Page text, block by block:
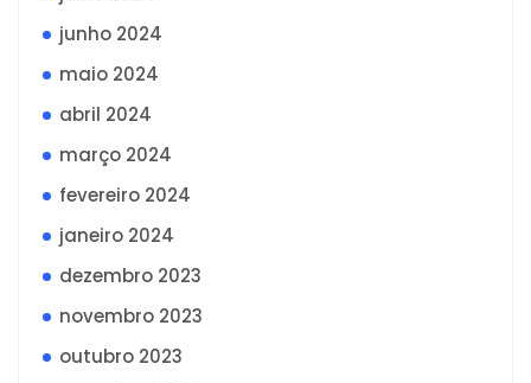
junho 2024
maio 2024
abril 2024
março 2024
fevereiro 2024
janeiro 2024
dezembro 2023
novembro 2023
outubro 2023